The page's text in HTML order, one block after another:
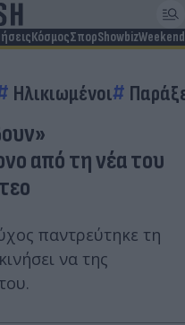
ΚόσμοςΣπορShowbizWeekend
Ηλικιωμένοι
από τη νέα του
παντρεύτηκε τη
να της